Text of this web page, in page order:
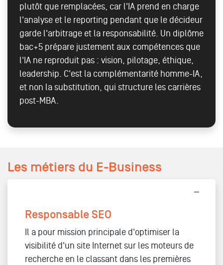
plutôt que remplacées, car l'IA prend en charge
l'analyse et le reporting pendant que le décideur
garde l'arbitrage et la responsabilité. Un diplôme
bac+5 prépare justement aux compétences que
l'IA ne reproduit pas : vision, pilotage, éthique,
leadership. C'est la complémentarité homme-IA,
et non la substitution, qui structure les carrières
post-MBA.
Les métiers du E-Business
Responsable SEO
Il a pour mission principale d'optimiser la
visibilité d'un site Internet sur les moteurs de
recherche en le classant dans les premières